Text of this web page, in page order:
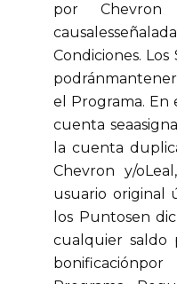
por
Condiciones.
el Programa. En
cuenta
la cuenta
Chevron y/
usuario original
los Puntosen
cualquier saldo